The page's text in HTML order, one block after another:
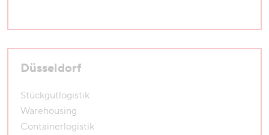
Düsseldorf
Stückgutlogistik
Warehousing
Containerlogistik